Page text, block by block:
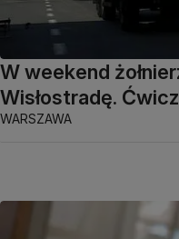
W weekend
Wisłostradę.
WARSZAWA